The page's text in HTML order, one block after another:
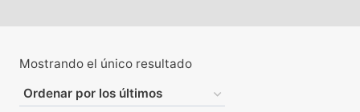
Mostrando el único resultado